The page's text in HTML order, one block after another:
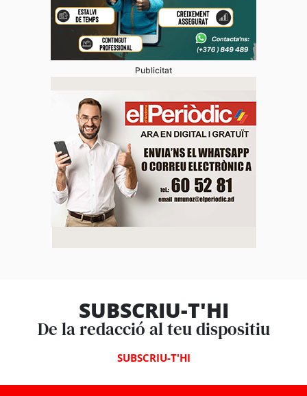
Publicitat
SUBSCRIU-T'HI
De la redacció al teu dispositiu
SUBSCRIU-T'HI